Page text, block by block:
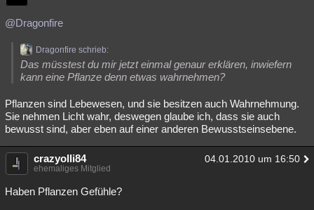
@Dragonfire
Dragonfire schrieb:
Das müsstest du mir jetzt einmal genaur erklären, inwiefern
kann eine Pflanze denn etwas wahrnehmen?
Pflanzen sind Lebewesen, und sie besitzen auch Wahrnehmung.
Sie nehmen Licht wahr, deswegen glaube ich, dass sie auch
bewusst sind, aber eben auf einer anderen Bewusstseinsebene.
crazyolli84 04.01.2010 um 16:50
ehemaliges Mitglied
Haben Pflanzen Gefühle?